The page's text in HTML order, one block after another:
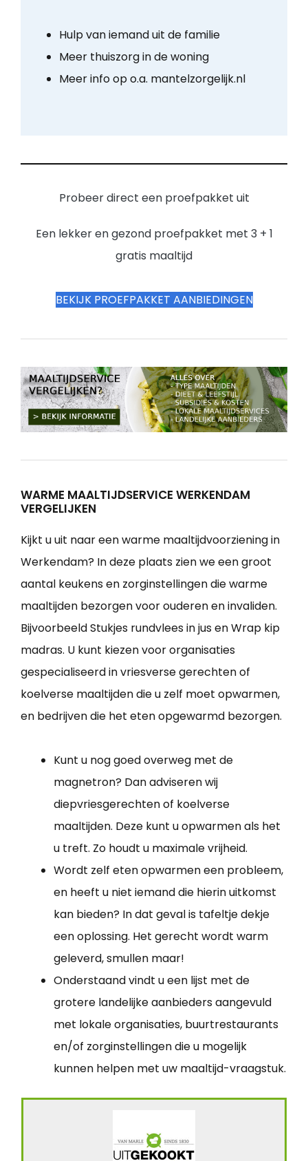
Hulp van iemand uit de familie
Meer thuiszorg in de woning
Meer info op o.a. mantelzorgelijk.nl
Probeer direct een proefpakket uit
Een lekker en gezond proefpakket met 3 + 1
gratis maaltijd
BEKIJK PROEFPAKKET AANBIEDINGEN
WARME MAALTIJDSERVICE WERKENDAM
VERGELIJKEN
Kijkt u uit naar een warme maaltijdvoorziening in
Werkendam? In deze plaats zien we een groot
aantal keukens en zorginstellingen die warme
maaltijden bezorgen voor ouderen en invaliden.
Bijvoorbeeld Stukjes rundvlees in jus en Wrap kip
madras. U kunt kiezen voor organisaties
gespecialiseerd in vriesverse gerechten of
koelverse maaltijden die u zelf moet opwarmen,
en bedrijven die het eten opgewarmd bezorgen.
Kunt u nog goed overweg met de
magnetron? Dan adviseren wij
diepvriesgerechten of koelverse
maaltijden. Deze kunt u opwarmen als het
u treft. Zo houdt u maximale vrijheid.
Wordt zelf eten opwarmen een probleem,
en heeft u niet iemand die hierin uitkomst
kan bieden? In dat geval is tafeltje dekje
een oplossing. Het gerecht wordt warm
geleverd, smullen maar!
Onderstaand vindt u een lijst met de
grotere landelijke aanbieders aangevuld
met lokale organisaties, buurtrestaurants
en/of zorginstellingen die u mogelijk
kunnen helpen met uw maaltijd-vraagstuk.